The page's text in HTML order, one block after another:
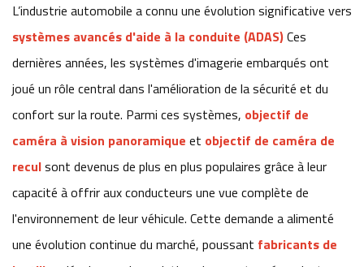
L’industrie automobile a connu une évolution significative vers
systèmes avancés d'aide à la conduite (ADAS)Ces
dernières années, les systèmes d'imagerie embarqués ont
joué un rôle central dans l'amélioration de la sécurité et du
confort sur la route. Parmi ces systèmes, objectif de
caméra à vision panoramique et objectif de caméra de
reculsont devenus de plus en plus populaires grâce à leur
capacité à offrir aux conducteurs une vue complète de
l'environnement de leur véhicule. Cette demande a alimenté
une évolution continue du marché, poussant fabricants de